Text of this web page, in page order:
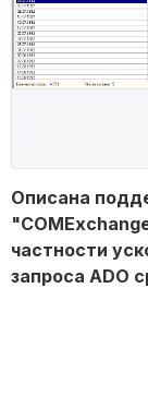
Описана
частности
запроса ADO